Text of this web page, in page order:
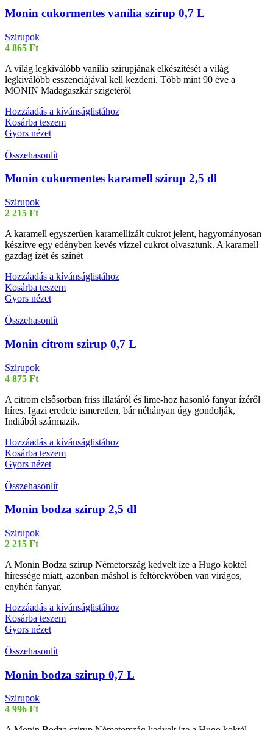
Monin cukormentes vanília szirup 0,7 L
Szirupok
4 865 Ft
A világ legkiválóbb vanília szirupjának elkészítését a világ
legkiválóbb esszenciájával kell kezdeni. Több mint 90 éve a
MONIN Madagaszkár szigetéről
Hozzáadás a kívánságlistához
Kosárba teszem
Gyors nézet
Összehasonlít
Monin cukormentes karamell szirup 2,5 dl
Szirupok
2 215 Ft
A karamell egyszerűen karamellizált cukrot jelent, hagyományosan
készítve egy edényben kevés vízzel cukrot olvasztunk. A karamell
gazdag ízét és színét
Hozzáadás a kívánságlistához
Kosárba teszem
Gyors nézet
Összehasonlít
Monin citrom szirup 0,7 L
Szirupok
4 875 Ft
A citrom elsősorban friss illatáról és lime-hoz hasonló fanyar ízéről
híres. Igazi eredete ismeretlen, bár néhányan úgy gondolják,
Indiából származik.
Hozzáadás a kívánságlistához
Kosárba teszem
Gyors nézet
Összehasonlít
Monin bodza szirup 2,5 dl
Szirupok
2 215 Ft
A Monin Bodza szirup Németország kedvelt íze a Hugo koktél
híressége miatt, azonban máshol is feltörekvőben van virágos,
enyhén fanyar,
Hozzáadás a kívánságlistához
Kosárba teszem
Gyors nézet
Összehasonlít
Monin bodza szirup 0,7 L
Szirupok
4 996 Ft